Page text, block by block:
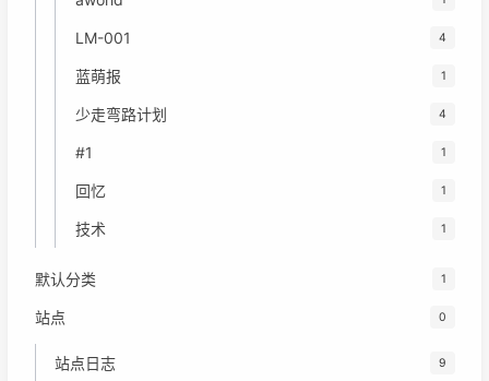
LM-001 4
蓝萌报 1
少走弯路计划 4
#1 1
回忆 1
技术 1
默认分类 1
站点 0
站点日志 9